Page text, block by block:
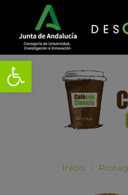
Abrir barra de herramientas
Inicio